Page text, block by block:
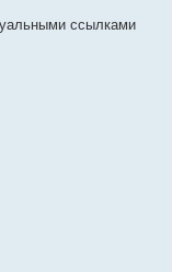
ссылками